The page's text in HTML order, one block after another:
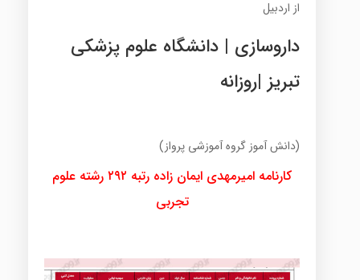
از اردبیل
داروسازی | دانشگاه علوم پزشکی
تبریز |روزانه
(دانش آموز گروه آموزشی پرواز)
کارنامه امیرمهدی ایمان زاده رتبه ۲۹۲ رشته علوم
تجربی